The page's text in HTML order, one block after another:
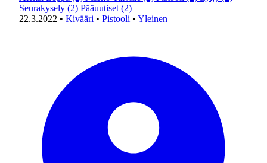
Seurakysely (2) Pääuutiset (2)
22.3.2022 • Kivääri • Pistooli • Yleinen